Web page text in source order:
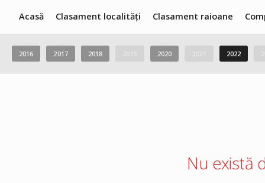
Acasă Clasament localități Clasament raioane
2016 2017 2018 2020 2022
Nu există